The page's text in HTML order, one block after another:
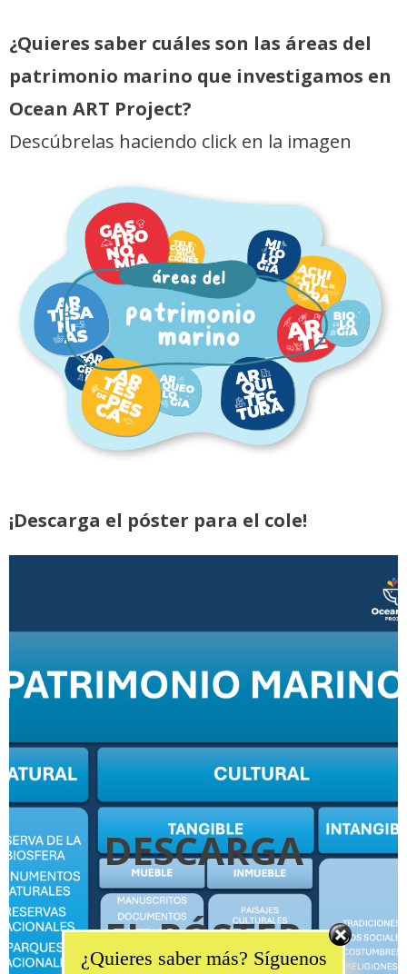
¿Quieres saber cuáles son las áreas del
patrimonio marino que investigamos en
Ocean ART Project?
Descúbrelas haciendo click en la imagen
¡Descarga el póster para el cole!
DESCARGA
EL PÓSTER
¿Quieres saber más? Síguenos
Set Youtube Channel ID